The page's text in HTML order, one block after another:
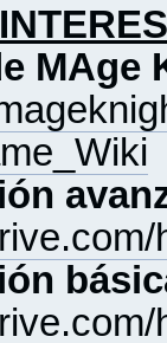
MAge